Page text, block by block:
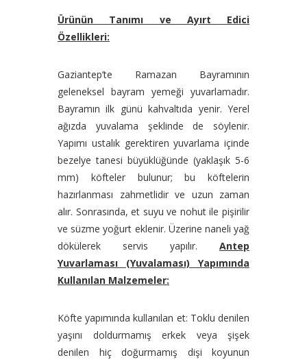
Ürünün Tanımı ve Ayırt Edici
Özellikleri:
Gaziantep’te Ramazan Bayramının
geleneksel bayram yemeği yuvarlamadır.
Bayramın ilk günü kahvaltıda yenir. Yerel
ağızda yuvalama şeklinde de söylenir.
Yapımı ustalık gerektiren yuvarlama içinde
bezelye tanesi büyüklüğünde (yaklaşık 5-6
mm) köfteler bulunur; bu köftelerin
hazırlanması zahmetlidir ve uzun zaman
alır. Sonrasında, et suyu ve nohut ile pişirilir
ve süzme yoğurt eklenir. Üzerine naneli yağ
dökülerek servis yapılır. Antep
Yuvarlaması (Yuvalaması) Yapımında
Kullanılan Malzemeler:
Köfte yapımında kullanılan et: Toklu denilen
yaşını doldurmamış erkek veya şişek
denilen hiç doğurmamış dişi koyunun